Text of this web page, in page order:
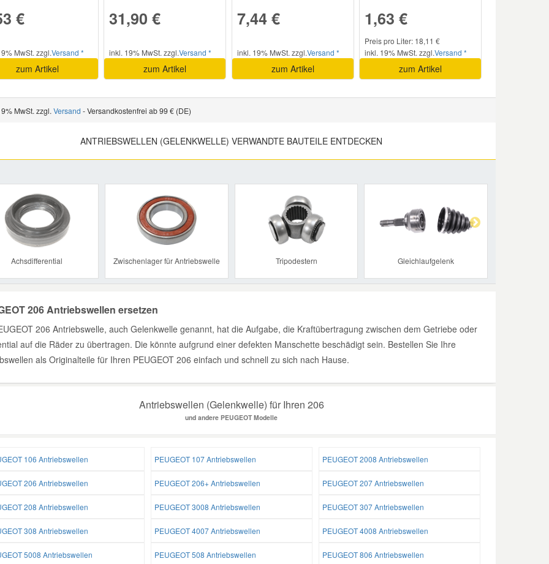
€
MwSt. zzgl.Versand *
zum Artikel
31,90 €
inkl. 19% MwSt. zzgl.Versand *
zum Artikel
7,44 €
inkl. 19% MwSt. zzgl.Versand *
zum Artikel
1,63 €
Preis pro Liter: 18,11 €
inkl. 19% MwSt. zzgl.Versand *
zum Artikel
MwSt. zzgl. Versand - Versandkostenfrei ab 99 € (DE)
ANTRIEBSWELLEN (GELENKWELLE) VERWANDTE BAUTEILE ENTDECKEN
Achsdifferential Zwischenlager für Antriebswelle Tripodestern Gleichlaufgelenk
Previous
206 Antriebswellen ersetzen
206 Antriebswelle, auch Gelenkwelle genannt, hat die Aufgabe, die Kraftübertragung zwischen dem Getriebe oder
auf die Räder zu übertragen. Die könnte aufgrund einer defekten Manschette beschädigt sein. Bestellen Sie Ihre
als Originalteile für Ihren PEUGEOT 206 einfach und schnell zu sich nach Hause.
Antriebswellen (Gelenkwelle) für Ihren 206
und andere PEUGEOT Modelle
106 Antriebswellen PEUGEOT 107 Antriebswellen PEUGEOT 2008 Antriebswellen
206 Antriebswellen PEUGEOT 206+ Antriebswellen PEUGEOT 207 Antriebswellen
208 Antriebswellen PEUGEOT 3008 Antriebswellen PEUGEOT 307 Antriebswellen
308 Antriebswellen PEUGEOT 4007 Antriebswellen PEUGEOT 4008 Antriebswellen
5008 Antriebswellen PEUGEOT 508 Antriebswellen PEUGEOT 806 Antriebswellen